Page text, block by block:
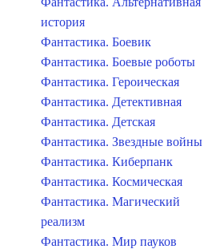
история
Фантастика. Боевик
Фантастика. Боевые роботы
Фантастика. Героическая
Фантастика. Детективная
Фантастика. Детская
Фантастика. Звездные войны
Фантастика. Киберпанк
Фантастика. Космическая
Фантастика. Магический
реализм
Фантастика. Мир пауков